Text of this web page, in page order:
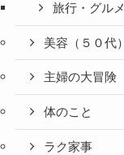
旅行・グルメ
美容（５０代）
主婦の大冒険
体のこと
ラク家事